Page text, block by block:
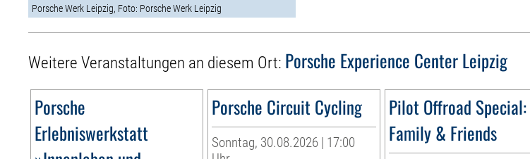
Porsche Werk Leipzig, Foto: Porsche Werk Leipzig
Weitere Veranstaltungen an diesem Ort: Porsche Experience Center Leipzig
Porsche
Erlebniswerkstatt
Porsche Circuit Cycling
Sonntag, 30.08.2026 | 17:00
Pilot Offroad Special:
Family & Friends